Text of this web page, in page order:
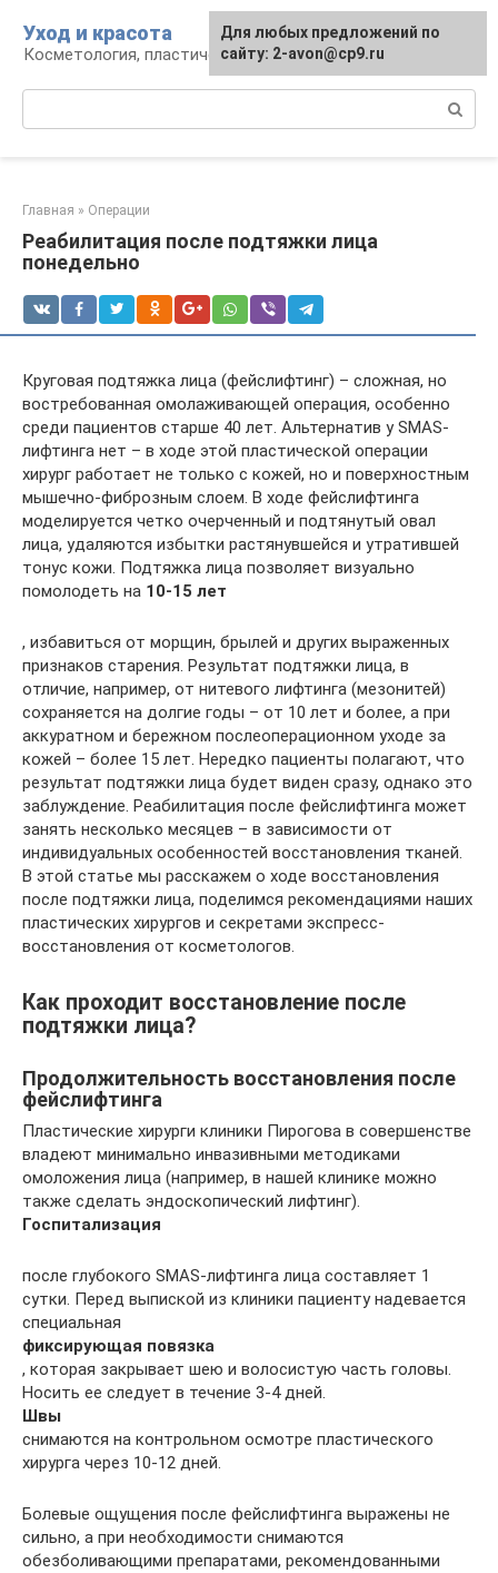
контенту
Уход и красота
Косметология, пластическая хирургия, уход
Главная » Операции
Реабилитация после подтяжки лица
понедельно
Круговая подтяжка лица (фейслифтинг) – сложная, но
востребованная омолаживающей операция, особенно
среди пациентов старше 40 лет. Альтернатив у SMAS-
лифтинга нет – в ходе этой пластической операции
хирург работает не только с кожей, но и поверхностным
мышечно-фиброзным слоем. В ходе фейслифтинга
моделируется четко очерченный и подтянутый овал
лица, удаляются избытки растянувшейся и утратившей
тонус кожи. Подтяжка лица позволяет визуально
помолодеть на 10-15 лет
, избавиться от морщин, брылей и других выраженных
признаков старения. Результат подтяжки лица, в
отличие, например, от нитевого лифтинга (мезонитей)
сохраняется на долгие годы – от 10 лет и более, а при
аккуратном и бережном послеоперационном уходе за
кожей – более 15 лет. Нередко пациенты полагают, что
результат подтяжки лица будет виден сразу, однако это
заблуждение. Реабилитация после фейслифтинга может
занять несколько месяцев – в зависимости от
индивидуальных особенностей восстановления тканей.
В этой статье мы расскажем о ходе восстановления
после подтяжки лица, поделимся рекомендациями наших
пластических хирургов и секретами экспресс-
восстановления от косметологов.
Как проходит восстановление после
подтяжки лица?
Продолжительность восстановления после
фейслифтинга
Пластические хирурги клиники Пирогова в совершенстве
владеют минимально инвазивными методиками
омоложения лица (например, в нашей клинике можно
также сделать эндоскопический лифтинг).
Госпитализация
после глубокого SMAS-лифтинга лица составляет 1
сутки. Перед выпиской из клиники пациенту надевается
специальная
фиксирующая повязка
, которая закрывает шею и волосистую часть головы.
Носить ее следует в течение 3-4 дней.
Швы
снимаются на контрольном осмотре пластического
хирурга через 10-12 дней.
Болевые ощущения после фейслифтинга выражены не
сильно, а при необходимости снимаются
обезболивающими препаратами, рекомендованными
Для любых предложений по
сайту: 2-avon@cp9.ru